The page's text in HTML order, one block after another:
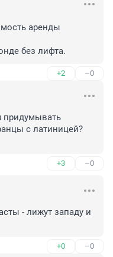
аренды
без лифта.
+2 –0
придумывать
с латиницей?
+3 –0
- лижут западу и
+0 –0